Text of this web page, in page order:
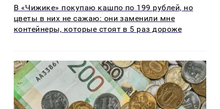
В «Чижике» покупаю кашпо по 199 рублей, но
цветы в них не сажаю: они заменили мне
контейнеры, которые стоят в 5 раз дороже